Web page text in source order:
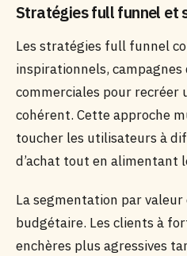
Stratégies full funnel et
Les stratégies full funnel
inspirationnels,
commerciales pour
cohérent. Cette approche
toucher les utilisateurs à
d’achat tout en alimentant
La segmentation par
budgétaire. Les clients à
enchères plus agressives